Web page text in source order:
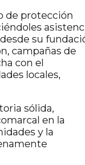
de protección
su
campañas de
con el
locales,
sólida,
en la
y la